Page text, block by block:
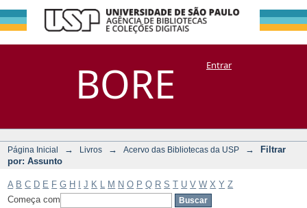
BORE
Filtrar por:
Assunto
DSpace/Manakin + CoriscoEntrar
Página Inicial → Livros → Acervo das Bibliotecas da USP →
Filtrar
por: Assunto
A B C D E F G H J K M N O P Q R S T U V W X Y Z
Começa com